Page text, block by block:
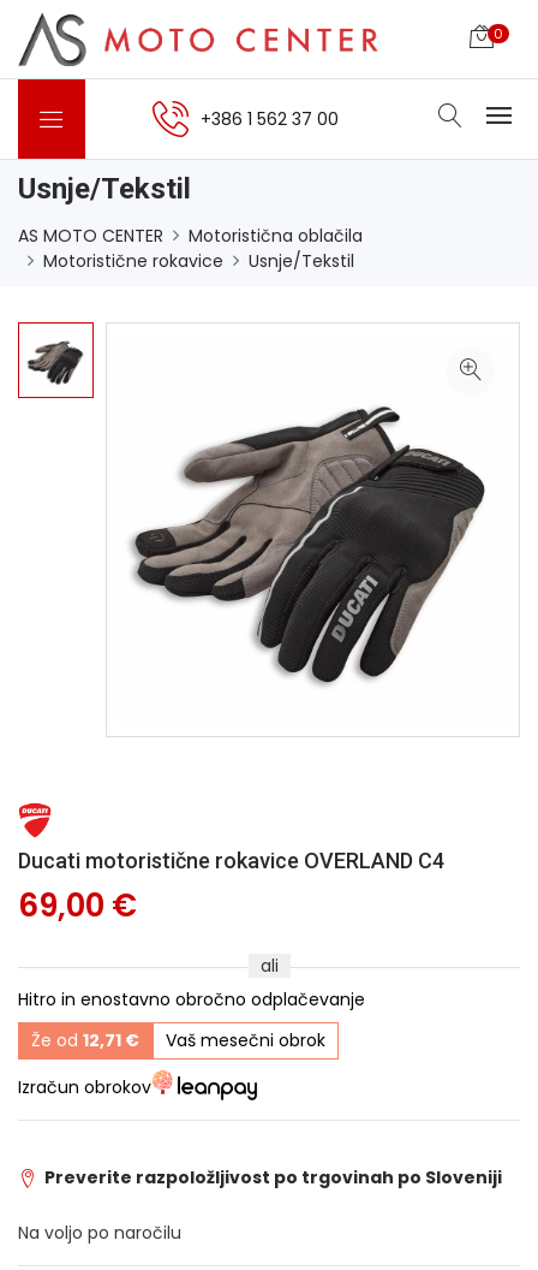
0
+386 1 562 37 00
Usnje/Tekstil
AS MOTO CENTER
Motoristična oblačila
Motoristične rokavice
Usnje/Tekstil
Ducati motoristične rokavice OVERLAND C4
69,00 €
ali
Hitro in enostavno obročno odplačevanje
Že od 12,71 €
Vaš mesečni obrok
Izračun obrokov
Preverite razpoložljivost po trgovinah po Sloveniji
Na voljo po naročilu